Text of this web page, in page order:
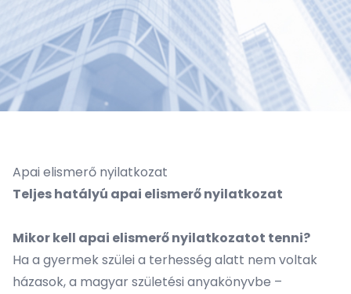
Apai elismerő nyilatkozat
Teljes hatályú apai elismerő nyilatkozat
Mikor kell apai elismerő nyilatkozatot tenni?
Ha a gyermek szülei a terhesség alatt nem voltak
házasok, a magyar születési anyakönyvbe –